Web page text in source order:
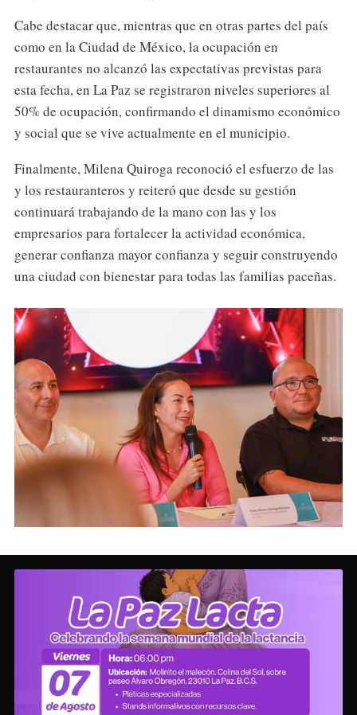
Cabe destacar que, mientras que en otras partes del país
como en la Ciudad de México, la ocupación en
restaurantes no alcanzó las expectativas previstas para
esta fecha, en La Paz se registraron niveles superiores al
50% de ocupación, confirmando el dinamismo económico
y social que se vive actualmente en el municipio.
Finalmente, Milena Quiroga reconoció el esfuerzo de las
y los restauranteros y reiteró que desde su gestión
continuará trabajando de la mano con las y los
empresarios para fortalecer la actividad económica,
generar confianza mayor confianza y seguir construyendo
una ciudad con bienestar para todas las familias paceñas.